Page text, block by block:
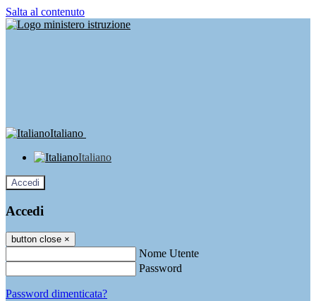
Salta al contenuto
Italiano
Italiano
Accedi
Accedi
button close ×
Nome Utente
Password
Password dimenticata?